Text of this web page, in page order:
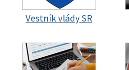
Vestník vlády SR